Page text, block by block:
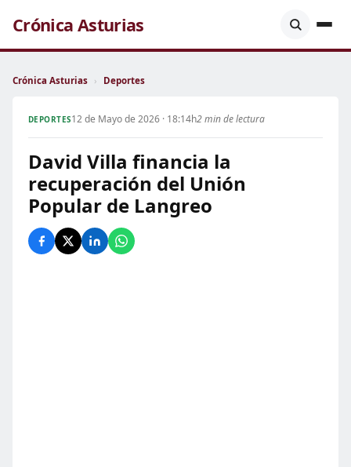
Crónica Asturias
Crónica Asturias › Deportes
DEPORTES12 de Mayo de 2026 · 18:14h2 min de lectura
David Villa financia la
recuperación del Unión
Popular de Langreo